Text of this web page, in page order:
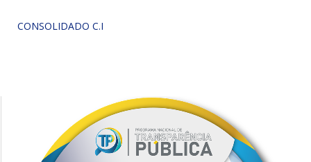
CONSOLIDADO C.I